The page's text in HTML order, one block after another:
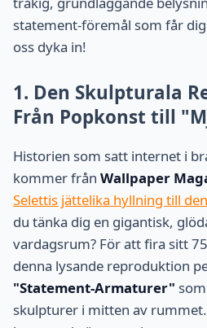
statement-föremål som får
oss dyka in!
1. Den Skulpturala
Från Popkonst till
Historien som satt internet i
kommer från Wallpaper
Selettis jättelika hyllning till
du tänka dig en gigantisk,
vardagsrum? För att fira sitt
denna lysande reproduktion
"Statement-Armaturer"
skulpturer i mitten av